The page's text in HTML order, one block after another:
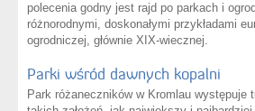
polecenia godny jest rajd po parkach i
różnorodnymi, doskonałymi przykładami
ogrodniczej, głównie XIX-wiecznej.
Parki wśród dawnych kopalni
Park różaneczników w Kromlau występuje